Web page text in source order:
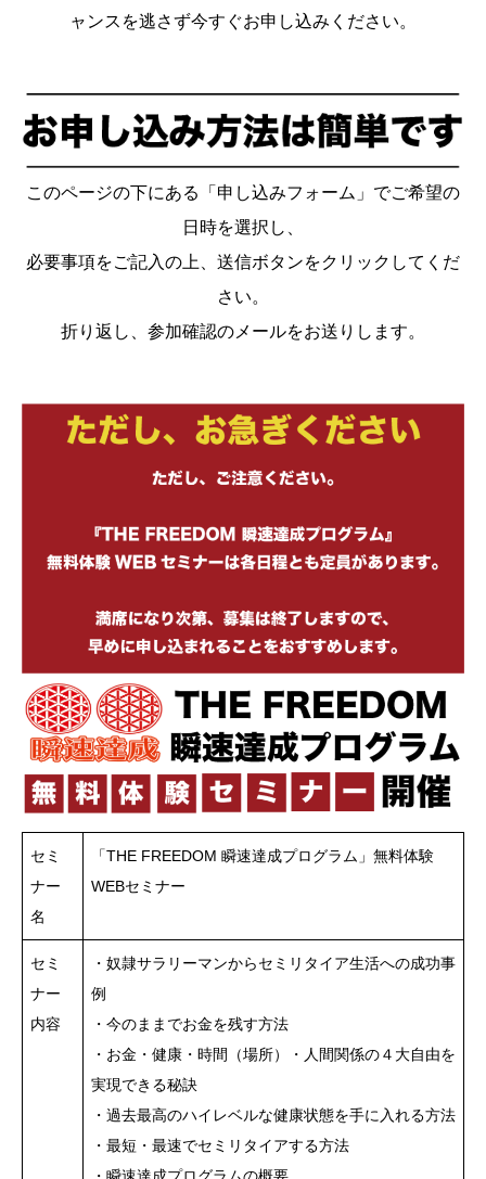
ャンスを逃さず今すぐお申し込みください。
このページの下にある「申し込みフォーム」でご希望の
日時を選択し、
必要事項をご記入の上、送信ボタンをクリックしてくだ
さい。
折り返し、参加確認のメールをお送りします。
セミ
ナー
名
「THE FREEDOM 瞬速達成プログラム」無料体験
WEBセミナー
セミ
ナー
内容
・奴隷サラリーマンからセミリタイア生活への成功事
例
・今のままでお金を残す方法
・お金・健康・時間（場所）・人間関係の４大自由を
実現できる秘訣
・過去最高のハイレベルな健康状態を手に入れる方法
・最短・最速でセミリタイアする方法
・瞬速達成プログラムの概要